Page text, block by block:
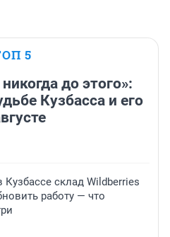
5
до этого»:
Кузбасса и его
склад Wildberries
работу — что